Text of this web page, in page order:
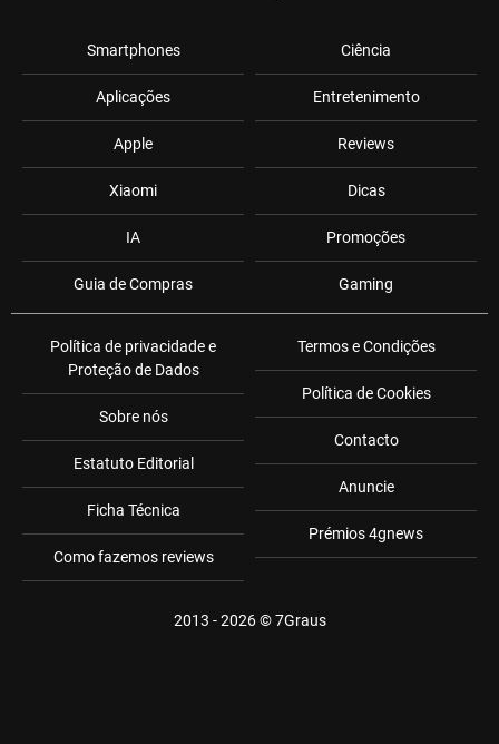
Smartphones
Aplicações
Apple
Xiaomi
IA
Guia de Compras
Ciência
Entretenimento
Reviews
Dicas
Promoções
Gaming
Política de privacidade e
Proteção de Dados
Sobre nós
Estatuto Editorial
Ficha Técnica
Como fazemos reviews
Termos e Condições
Política de Cookies
Contacto
Anuncie
Prémios 4gnews
2013 - 2026 ©7Graus